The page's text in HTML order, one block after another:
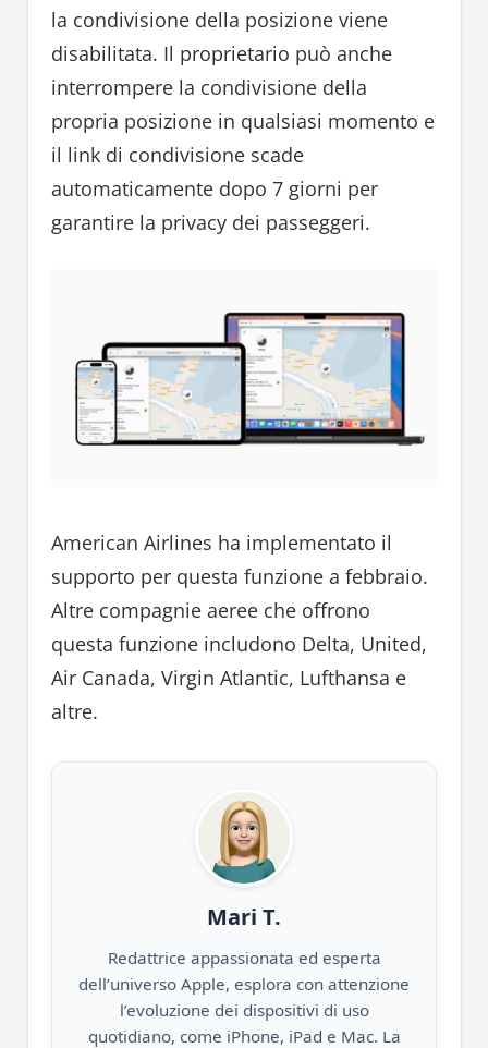
la condivisione della posizione viene
disabilitata. Il proprietario può anche
interrompere la condivisione della
propria posizione in qualsiasi momento e
il link di condivisione scade
automaticamente dopo 7 giorni per
garantire la privacy dei passeggeri.
American Airlines ha implementato il
supporto per questa funzione a febbraio.
Altre compagnie aeree che offrono
questa funzione includono Delta, United,
Air Canada, Virgin Atlantic, Lufthansa e
altre.
Mari T.
Redattrice appassionata ed esperta
dell’universo Apple, esplora con attenzione
l’evoluzione dei dispositivi di uso
quotidiano, come iPhone, iPad e Mac. La